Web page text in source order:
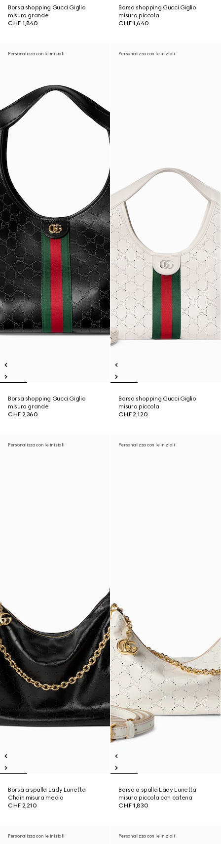
Borsa shopping Gucci Giglio
misura grande
CHF 1,840
Borsa shopping Gucci Giglio
misura piccola
CHF 1,640
Personalizza con le iniziali
Borsa shopping Gucci Giglio
misura grande
CHF 2,360
Personalizza con le iniziali
Borsa shopping Gucci Giglio
misura piccola
CHF 2,120
Personalizza con le iniziali
Borsa a spalla Lady Lunetta
Chain misura media
CHF 2,210
Personalizza con le iniziali
Borsa a spalla Lady Lunetta
misura piccola con catena
CHF 1,830
Personalizza con le iniziali Personalizza con le iniziali